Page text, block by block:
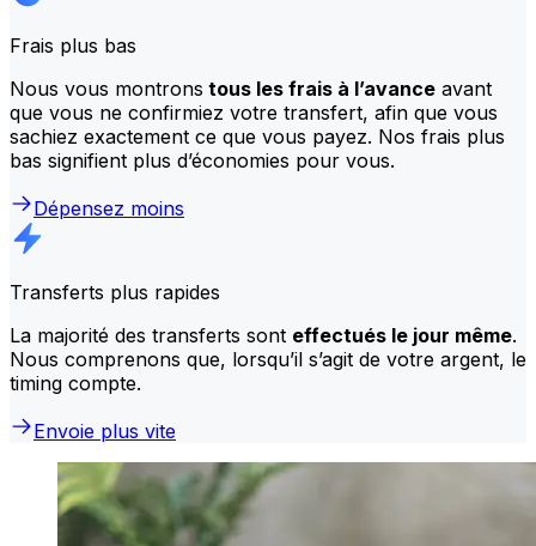
Frais plus bas
Nous vous montrons tous les frais à l’avance avant
que vous ne confirmiez votre transfert, afin que vous
sachiez exactement ce que vous payez. Nos frais plus
bas signifient plus d’économies pour vous.
Dépensez moins
Transferts plus rapides
La majorité des transferts sont effectués le jour même.
Nous comprenons que, lorsqu’il s’agit de votre argent, le
timing compte.
Envoie plus vite